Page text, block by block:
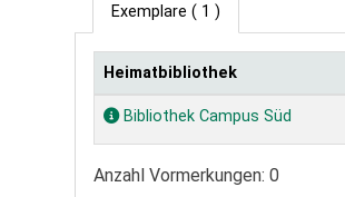
Exemplare ( 1 )
Exemplare
Heimatbibliothek
Bibliothek Campus Süd
Anzahl Vormerkungen: 0